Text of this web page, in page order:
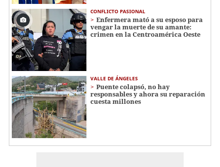
CONFLICTO PASIONAL
Enfermera mató a su esposo para
vengar la muerte de su amante:
crimen en la Centroamérica Oeste
VALLE DE ÁNGELES
Puente colapsó, no hay
responsables y ahora su reparación
cuesta millones